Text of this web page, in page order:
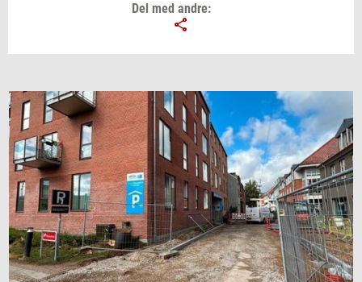
Navn
Jeg vil gerne modtage et nyhedsoverblik, samt
relevante tilbud og brugerfordele på mail. Det er altid
muligt at afmelde.Privatlivspolitik.
Del med andre: